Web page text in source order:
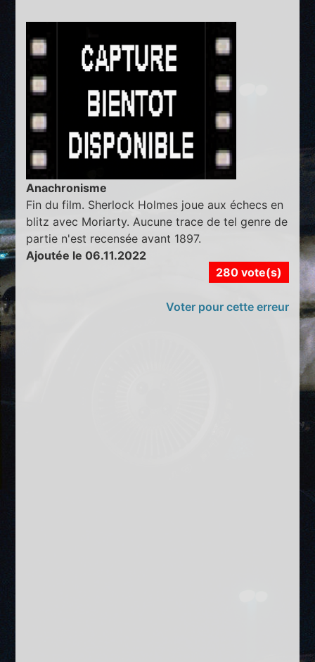
Anachronisme
Fin du film. Sherlock Holmes joue aux échecs en
blitz avec Moriarty. Aucune trace de tel genre de
partie n'est recensée avant 1897.
Ajoutée le 06.11.2022
280 vote(s)
Voter pour cette erreur